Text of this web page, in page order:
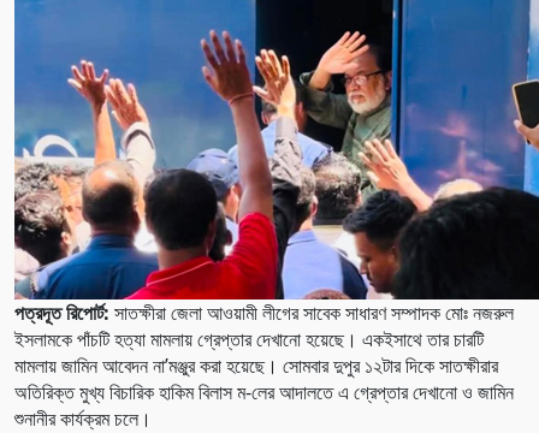
পত্রদূত রিপোর্ট: সাতক্ষীরা জেলা আওয়ামী লীগের সাবেক সাধারণ সম্পাদক মোঃ নজরুল
ইসলামকে পাঁচটি হত্যা মামলায় গ্রেপ্তার দেখানো হয়েছে। একইসাথে তার চারটি
মামলায় জামিন আবেদন না’মঞ্জুর করা হয়েছে। সোমবার দুপুর ১২টার দিকে সাতক্ষীরার
অতিরিক্ত মুখ্য বিচারিক হাকিম বিলাস ম-লের আদালতে এ গ্রেপ্তার দেখানো ও জামিন
শুনানীর কার্যক্রম চলে।